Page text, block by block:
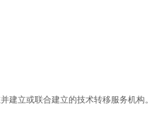
建立或联合建立的技术转移服务机构。